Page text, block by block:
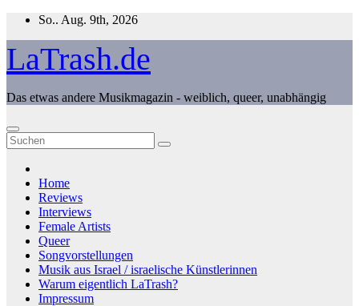
Zum
springen
So.. Aug. 9th, 2026
LaTrash.de
Das etwas andere Musikmagazin - weiblich, queer, unabhängig
Home
Reviews
Interviews
Female Artists
Queer
Songvorstellungen
Musik aus Israel / israelische Künstlerinnen
Warum eigentlich LaTrash?
Impressum